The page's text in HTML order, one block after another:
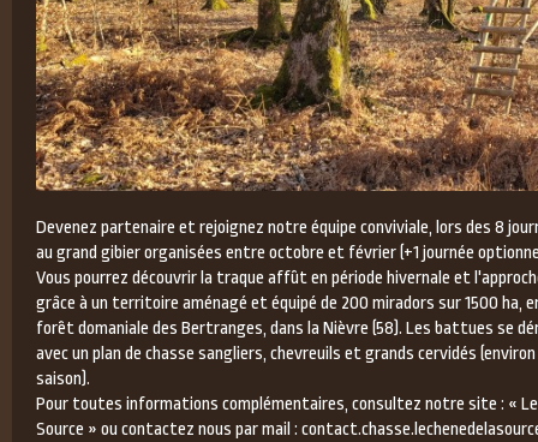
Devenez partenaire et rejoignez notre équipe conviviale, lors des 8
au grand gibier organisées entre octobre et février (+1 journée
Vous pourrez découvrir la traque affût en période hivernale et
grâce à un territoire aménagé et équipé de 200 miradors sur 1500 ha,
forêt domaniale des Bertranges, dans la Nièvre (58). Les battues se
avec un plan de chasse sangliers, chevreuils et grands cervidés (environ
saison).
Pour toutes informations complémentaires, consultez notre site : « Le
Source » ou contactez nous par mail :